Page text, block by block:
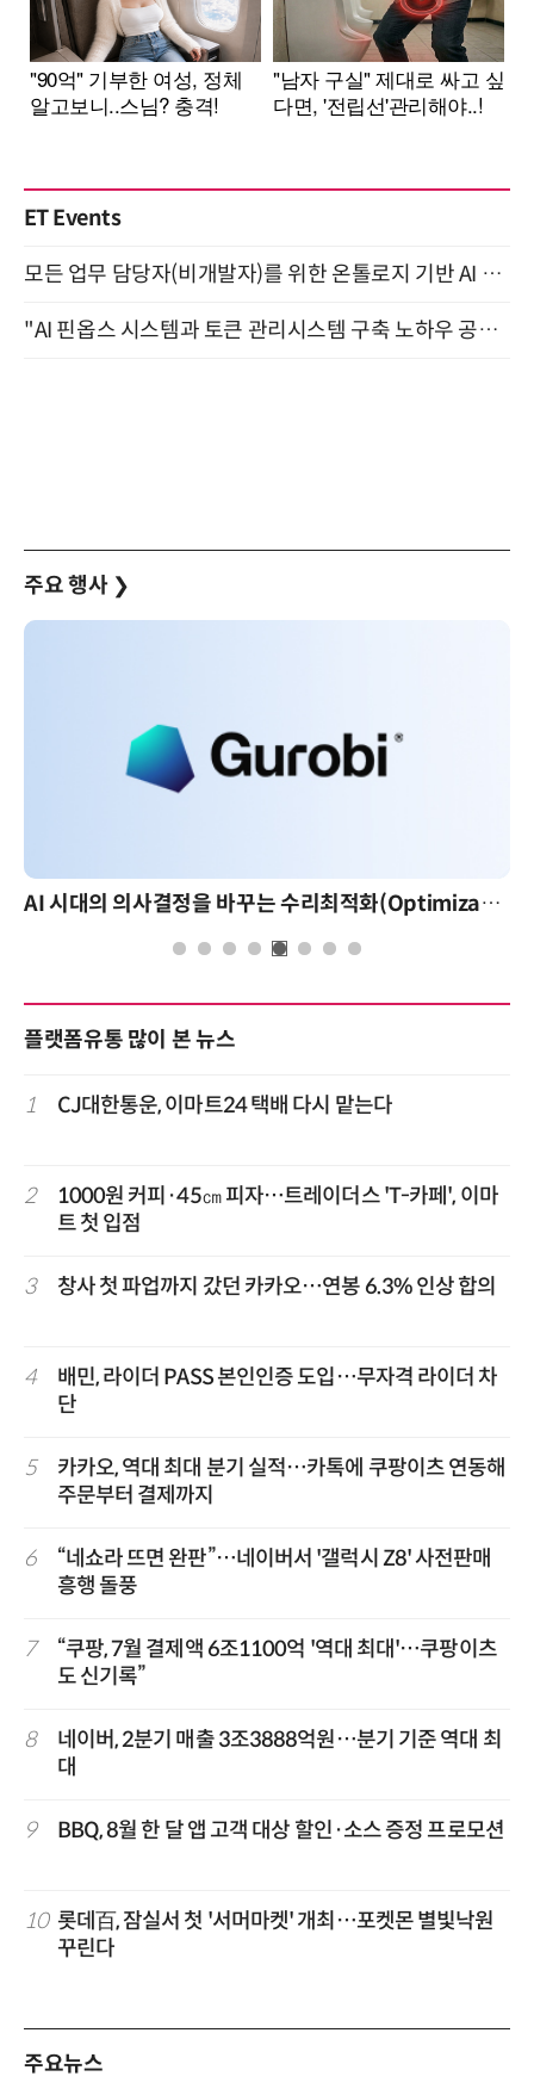
ET Events
모든 업무 담당자(비개발자)를 위한 온톨로지 기반 AI 지식체계 설계 1-day 워크숍 8월 20일 개최
"AI 핀옵스 시스템과 토큰 관리시스템 구축 노하우 공개" 잠실 한국광고문화회관 2층 대회의실 (8/21)
주요 행사 ❯
AI 시대의 의사결정을 바꾸는 수리최적화(Optimization): 실제 산업 적용 사례와 활용 전략
플랫폼유통 많이 본 뉴스
1 CJ대한통운, 이마트24 택배 다시 맡는다
2
1000원 커피·45㎝ 피자…트레이더스 'T-카페', 이마
트 첫 입점
3 창사 첫 파업까지 갔던 카카오…연봉 6.3% 인상 합의
4
배민, 라이더 PASS 본인인증 도입…무자격 라이더 차
단
5
카카오, 역대 최대 분기 실적…카톡에 쿠팡이츠 연동해
주문부터 결제까지
6
“네쇼라 뜨면 완판”…네이버서 '갤럭시 Z8' 사전판매
흥행 돌풍
7
“쿠팡, 7월 결제액 6조1100억 '역대 최대'…쿠팡이츠
도 신기록”
8
네이버, 2분기 매출 3조3888억원…분기 기준 역대 최
대
9 BBQ, 8월 한 달 앱 고객 대상 할인·소스 증정 프로모션
10 롯데百, 잠실서 첫 '서머마켓' 개최…포켓몬 별빛낙원
꾸린다
주요뉴스